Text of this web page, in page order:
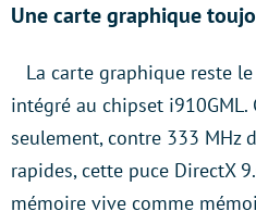
Une carte graphique
La carte graphique reste
intégré au chipset i910GML.
seulement, contre 333 MHz
rapides, cette puce DirectX
mémoire vive comme